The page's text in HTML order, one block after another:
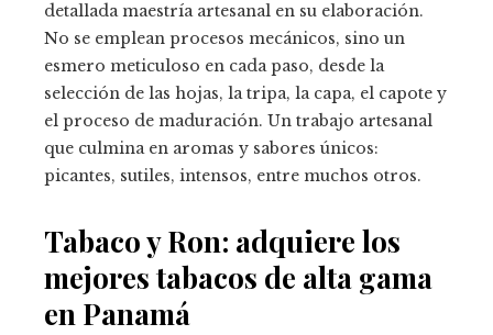
detallada maestría artesanal en su elaboración.
No se emplean procesos mecánicos, sino un
esmero meticuloso en cada paso, desde la
selección de las hojas, la tripa, la capa, el capote y
el proceso de maduración. Un trabajo artesanal
que culmina en aromas y sabores únicos:
picantes, sutiles, intensos, entre muchos otros.
Tabaco y Ron: adquiere los
mejores tabacos de alta gama
en Panamá